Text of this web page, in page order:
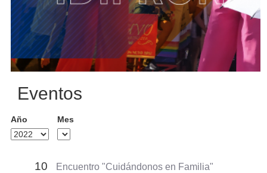
Eventos
Año Mes
10 Encuentro "Cuidándonos en Familia"